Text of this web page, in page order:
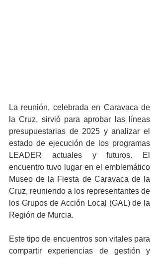
La reunión, celebrada en Caravaca de
la Cruz, sirvió para aprobar las líneas
presupuestarias de 2025 y analizar el
estado de ejecución de los programas
LEADER actuales y futuros. El
encuentro tuvo lugar en el emblemático
Museo de la Fiesta de Caravaca de la
Cruz, reuniendo a los representantes de
los Grupos de Acción Local (GAL) de la
Región de Murcia.
Este tipo de encuentros son vitales para
compartir experiencias de gestión y